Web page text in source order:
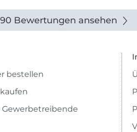
Bewertungen ansehen
bestellen
Gewerbetreibende